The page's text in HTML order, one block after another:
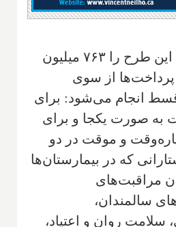
دولت انتاریو هزینه این طرح را ۷۶۳ میلیون
پرداخت‌ها از سوی
قسط انجام می‌شود: برای
به صورت یکجا و برای
و موقت در دو
که در بیمارستان‌ها
مراقبت‌های
سالمندان،
سلامت روان و اعتیاد،